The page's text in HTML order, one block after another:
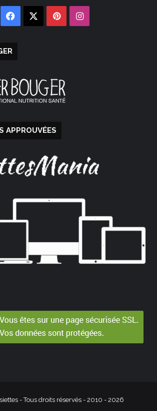
Facebook PinterestInstagram
APPROUVÉES
- Tous droits réservés - 2010 - 2026